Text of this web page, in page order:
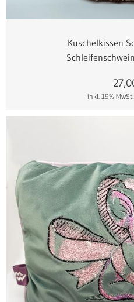
Kuschelkissen
inkl. 19% MwSt.